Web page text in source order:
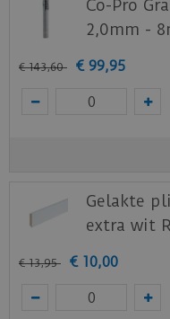
Benieuwd hoe
nuhiereen staal
(by Ambiant).
Co-Pro
2,0mm -
€ 143,60 € 99,95
Gelakte
extra wit
€ 13,95 € 10,00